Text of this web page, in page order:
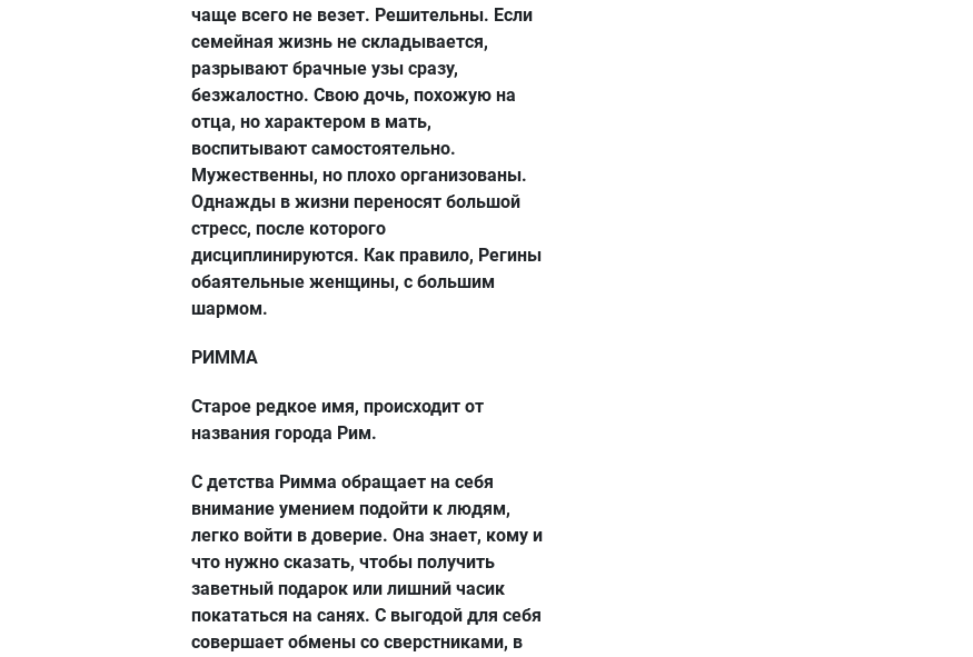
чаще всего не везет. Решительны. Если
семейная жизнь не складывается,
разрывают брачные узы сразу,
безжалостно. Свою дочь, похожую на
отца, но характером в мать,
воспитывают самостоятельно.
Мужественны, но плохо организованы.
Однажды в жизни переносят большой
стресс, после которого
дисциплинируются. Как правило, Регины
обаятельные женщины, с большим
шармом.
РИММА
Старое редкое имя, происходит от
названия города Рим.
С детства Римма обращает на себя
внимание умением подойти к людям,
легко войти в доверие. Она знает, кому и
что нужно сказать, чтобы получить
заветный подарок или лишний часик
покататься на санях. С выгодой для себя
совершает обмены со сверстниками, в